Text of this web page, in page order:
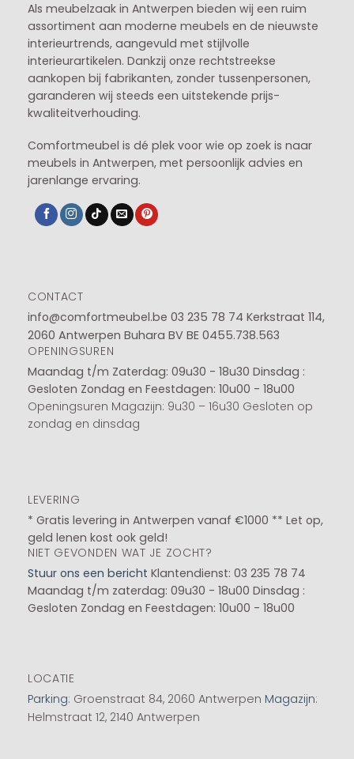
Als meubelzaak in Antwerpen bieden wij een ruim
assortiment aan moderne meubels en de nieuwste
interieurtrends, aangevuld met stijlvolle
interieurartikelen. Dankzij onze rechtstreekse
aankopen bij fabrikanten, zonder tussenpersonen,
garanderen wij steeds een uitstekende prijs-
kwaliteitverhouding.
Comfortmeubel is dé plek voor wie op zoek is naar
meubels in Antwerpen, met persoonlijk advies en
jarenlange ervaring.
CONTACT
info@comfortmeubel.be 03 235 78 74 Kerkstraat 114,
2060 Antwerpen Buhara BV BE 0455.738.563
OPENINGSUREN
Maandag t/m Zaterdag: 09u30 - 18u30 Dinsdag :
Gesloten Zondag en Feestdagen: 10u00 - 18u00
Openingsuren Magazijn: 9u30 – 16u30 Gesloten op
zondag en dinsdag
LEVERING
* Gratis levering in Antwerpen vanaf €1000 ** Let op,
geld lenen kost ook geld!
NIET GEVONDEN WAT JE ZOCHT?
Stuur ons een bericht Klantendienst: 03 235 78 74
Maandag t/m zaterdag: 09u30 - 18u00 Dinsdag :
Gesloten Zondag en Feestdagen: 10u00 - 18u00
LOCATIE
Parking: Groenstraat 84, 2060 Antwerpen Magazijn:
Helmstraat 12, 2140 Antwerpen